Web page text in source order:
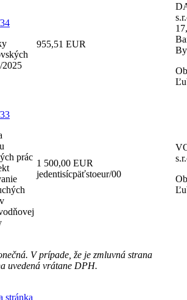
2025
955,51 EUR
prác
1 500,00 EUR
jedentisícpäťstoeur/00
V prípade, že je zmluvná strana
uvedená vrátane DPH.
stránka